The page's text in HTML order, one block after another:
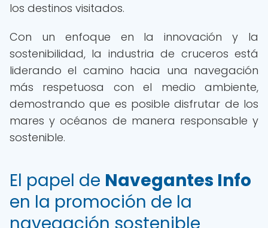
los destinos visitados.
Con un enfoque en la innovación y la
sostenibilidad, la industria de cruceros está
liderando el camino hacia una navegación
más respetuosa con el medio ambiente,
demostrando que es posible disfrutar de los
mares y océanos de manera responsable y
sostenible.
El papel de Navegantes Info
en la promoción de la